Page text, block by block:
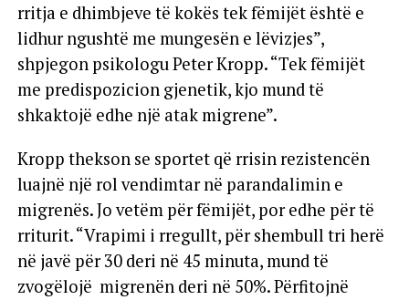
rritja e dhimbjeve të kokës tek fëmijët është e
lidhur ngushtë me mungesën e lëvizjes”,
shpjegon psikologu Peter Kropp. “Tek fëmijët
me predispozicion gjenetik, kjo mund të
shkaktojë edhe një atak migrene”.
Kropp thekson se sportet që rrisin rezistencën
luajnë një rol vendimtar në parandalimin e
migrenës. Jo vetëm për fëmijët, por edhe për të
rriturit. “Vrapimi i rregullt, për shembull tri herë
në javë për 30 deri në 45 minuta, mund të
zvogëlojë migrenën deri në 50%. Përfitojnë